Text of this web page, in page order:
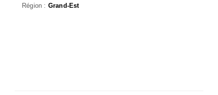
Région : Grand-Est